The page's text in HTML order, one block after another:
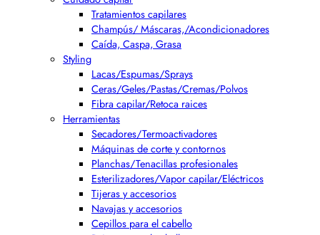
Tratamientos capilares
Champús/ Máscaras,/Acondicionadores
Caída, Caspa, Grasa
Styling
Lacas/Espumas/Sprays
Ceras/Geles/Pastas/Cremas/Polvos
Fibra capilar/Retoca raices
Herramientas
Secadores/Termoactivadores
Máquinas de corte y contornos
Planchas/Tenacillas profesionales
Esterilizadores/Vapor capilar/Eléctricos
Tijeras y accesorios
Navajas y accesorios
Cepillos para el cabello